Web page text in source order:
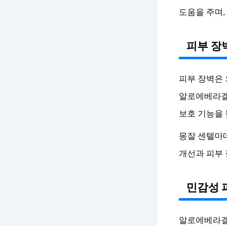
도움을 주며
피부 장
피부 장벽은
알로에베라
보호 기능을
몽잘 센텔마
개선과 피부
민감성
알로에베라